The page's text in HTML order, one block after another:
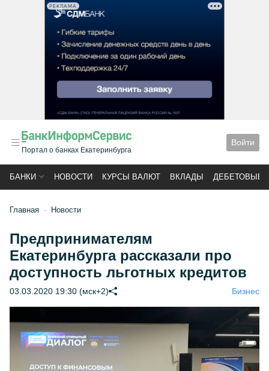
РЕКЛАМА
Портал о банках Екатеринбурга
Войти
БАНКИ НОВОСТИ КУРСЫ ВАЛЮТ ВКЛАДЫ ДЕБЕТОВЫЕ
Главная Новости
Предпринимателям
Екатеринбурга рассказали про
доступность льготных кредитов
03.03.2020 19:30 (мск+2) Бизнес